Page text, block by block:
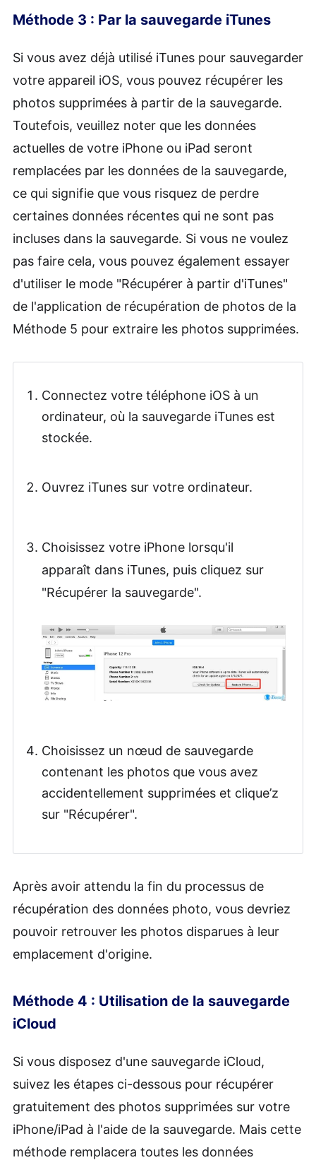
Méthode 3 : Par la sauvegarde iTunes
Si vous avez déjà utilisé iTunes pour sauvegarder
votre appareil iOS, vous pouvez récupérer les
photos supprimées à partir de la sauvegarde.
Toutefois, veuillez noter que les données
actuelles de votre iPhone ou iPad seront
remplacées par les données de la sauvegarde,
ce qui signifie que vous risquez de perdre
certaines données récentes qui ne sont pas
incluses dans la sauvegarde. Si vous ne voulez
pas faire cela, vous pouvez également essayer
d'utiliser le mode "Récupérer à partir d'iTunes"
de l'application de récupération de photos de la
Méthode 5 pour extraire les photos supprimées.
Connectez votre téléphone iOS à un
ordinateur, où la sauvegarde iTunes est
stockée.
Ouvrez iTunes sur votre ordinateur.
Choisissez votre iPhone lorsqu'il
apparaît dans iTunes, puis cliquez sur
"Récupérer la sauvegarde".
Choisissez un nœud de sauvegarde
contenant les photos que vous avez
accidentellement supprimées et clique’z
sur "Récupérer".
Après avoir attendu la fin du processus de
récupération des données photo, vous devriez
pouvoir retrouver les photos disparues à leur
emplacement d'origine.
Méthode 4 : Utilisation de la sauvegarde
iCloud
Si vous disposez d'une sauvegarde iCloud,
suivez les étapes ci-dessous pour récupérer
gratuitement des photos supprimées sur votre
iPhone/iPad à l'aide de la sauvegarde. Mais cette
méthode remplacera toutes les données